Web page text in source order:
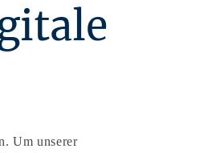
Um unserer